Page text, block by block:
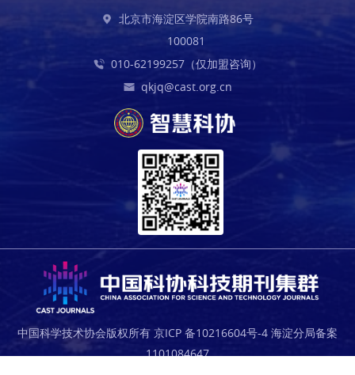
北京市海淀区学院南路86号
100081
010-62199257（仅加盟咨询）
qkjq@cast.org.cn
中国科学技术协会版权所有 京ICP 备10216604号-4 海淀分局备案
1101084647